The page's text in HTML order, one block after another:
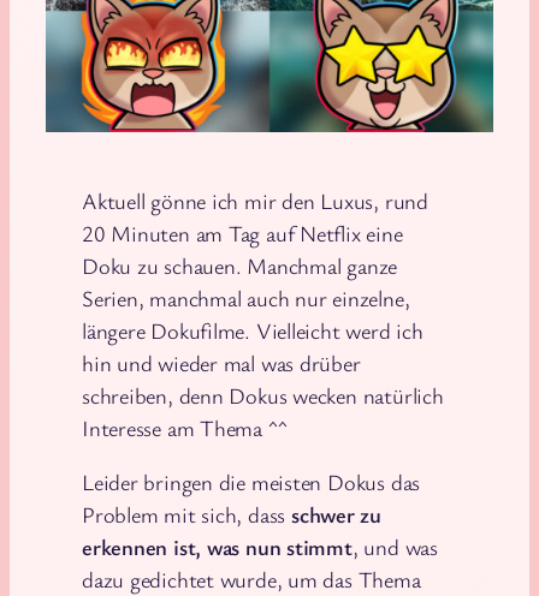
Aktuell gönne ich mir den Luxus, rund
20 Minuten am Tag auf Netflix eine
Doku zu schauen. Manchmal ganze
Serien, manchmal auch nur einzelne,
längere Dokufilme. Vielleicht werd ich
hin und wieder mal was drüber
schreiben, denn Dokus wecken natürlich
Interesse am Thema ^^
Leider bringen die meisten Dokus das
Problem mit sich, dass schwer zu
erkennen ist, was nun stimmt, und was
dazu gedichtet wurde, um das Thema